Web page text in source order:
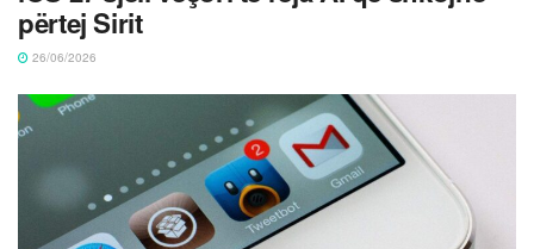
përtej Sirit
26/06/2026